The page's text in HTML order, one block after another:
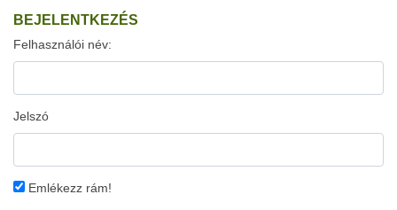
BEJELENTKEZÉS
Felhasználói név:
Jelszó
Emlékezz rám!